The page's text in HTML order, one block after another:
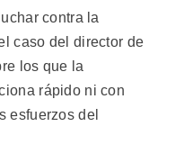
contra la
caso del director de
los que la
rápido ni con
esfuerzos del